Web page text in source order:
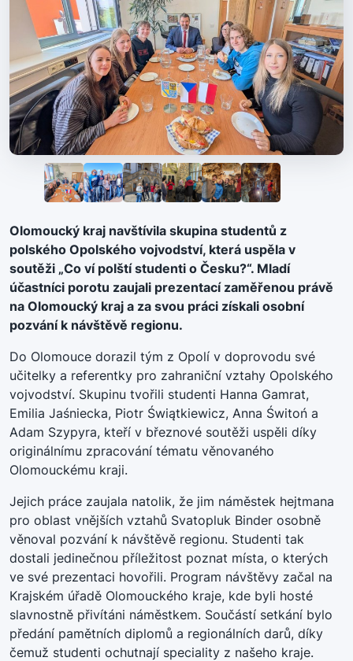
Olomoucký kraj navštívila skupina studentů z
polského Opolského vojvodství, která uspěla v
soutěži „Co ví polští studenti o Česku?“. Mladí
účastníci porotu zaujali prezentací zaměřenou právě
na Olomoucký kraj a za svou práci získali osobní
pozvání k návštěvě regionu.
Do Olomouce dorazil tým z Opolí v doprovodu své
učitelky a referentky pro zahraniční vztahy Opolského
vojvodství. Skupinu tvořili studenti Hanna Gamrat,
Emilia Jaśniecka, Piotr Świątkiewicz, Anna Świtoń a
Adam Szypyra, kteří v březnové soutěži uspěli díky
originálnímu zpracování tématu věnovaného
Olomouckému kraji.
Jejich práce zaujala natolik, že jim náměstek hejtmana
pro oblast vnějších vztahů Svatopluk Binder osobně
věnoval pozvání k návštěvě regionu. Studenti tak
dostali jedinečnou příležitost poznat místa, o kterých
ve své prezentaci hovořili. Program návštěvy začal na
Krajském úřadě Olomouckého kraje, kde byli hosté
slavnostně přivítáni náměstkem. Součástí setkání bylo
předání pamětních diplomů a regionálních darů, díky
čemuž studenti ochutnají speciality z našeho kraje.